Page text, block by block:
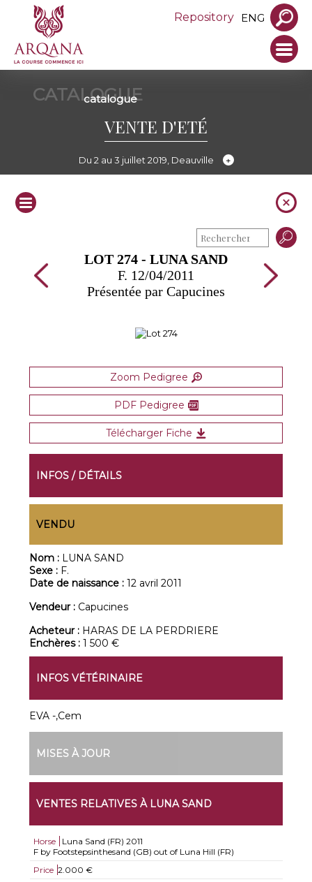
Repository ENG
CATALOGUE
catalogue
VENTE D'ETÉ
Du 2 au 3 juillet 2019, Deauville
LOT 274 - LUNA SAND
F. 12/04/2011
Présentée par Capucines
Zoom Pedigree
PDF Pedigree
Télécharger Fiche
INFOS / DÉTAILS
VENDU
Nom : LUNA SAND
Sexe : F.
Date de naissance :12 avril 2011
Vendeur : Capucines
Acheteur : HARAS DE LA PERDRIERE
Enchères :1 500 €
INFOS VÉTÉRINAIRE
EVA -,Cem
MISES À JOUR
VENTES RELATIVES À LUNA SAND
Horse Luna Sand (FR) 2011
F by Footstepsinthesand (GB) out of Luna Hill (FR)
Price 2.000 €